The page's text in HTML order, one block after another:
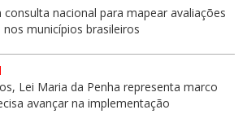
consulta nacional para mapear avaliações
municípios brasileiros
Lei Maria da Penha representa marco
avançar na implementação